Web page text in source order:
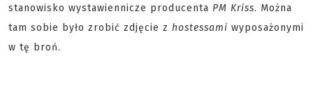
stanowisko wystawiennicze producenta PM Kriss. Można
tam sobie było zrobić zdjęcie z hostessami wyposażonymi
w tę broń.